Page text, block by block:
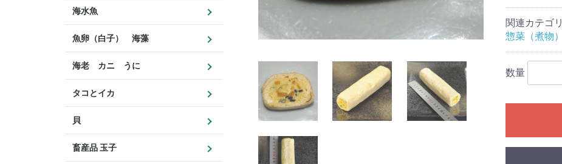
海水魚
魚卵（白子） 海藻
海老 カニ うに
タコとイカ
貝
畜産品 玉子
関連カテゴリ
惣菜（煮物）
数量